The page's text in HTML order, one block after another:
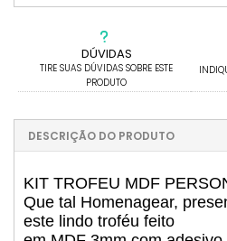
DÚVIDAS
TIRE SUAS DÚVIDAS SOBRE ESTE
PRODUTO
DESCRIÇÃO DO PRODUTO
KIT TROFEU MDF
Que tal Homenagear,
este lindo troféu feito